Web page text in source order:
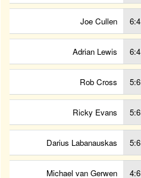
Joe Cullen 6:4
Adrian Lewis 6:4
Rob Cross 5:6
Ricky Evans 5:6
Darius Labanauskas 5:6
Michael van Gerwen 4:6